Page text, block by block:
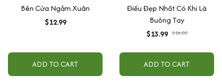
Bên Cửa Ngắm Xuân
$12.99
ADD TO CART
Điều Đẹp Nhất Có Khi Là
Buông Tay
$13.99 $16.00
ADD TO CART